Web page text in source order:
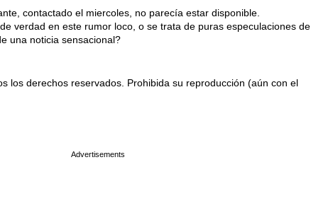
contactado el miercoles, no parecía estar disponible.
verdad en este rumor loco, o se trata de puras especulaciones de
una noticia sensacional?
los derechos reservados. Prohibida su reproducción (aún con el